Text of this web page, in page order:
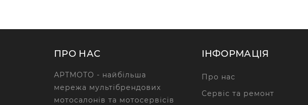
ПРО НАС
АРТМОТО - найбільша
мережа мультібрендових
мотосалонів та мотосервісів
ІНФОРМАЦІЯ
Про нас
Сервіс та ремонт